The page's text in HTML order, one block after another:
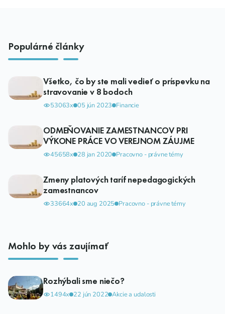
Populárné články
Všetko, čo by ste mali vedieť o príspevku na
stravovanie v 8 bodoch
53063x 05 jún 2023 Financie
ODMEŇOVANIE ZAMESTNANCOV PRI
VÝKONE PRÁCE VO VEREJNOM ZÁUJME
45658x 28 jan 2020 Pracovno - právne témy
Zmeny platových taríf nepedagogických
zamestnancov
33664x 20 aug 2025 Pracovno - právne témy
Mohlo by vás zaujímať
Rozhýbali sme niečo?
1494x 22 jún 2022 Akcie a udalosti